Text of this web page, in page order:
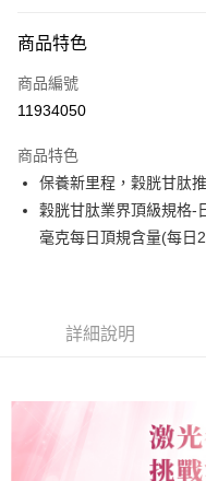
信用卡一次付款
超商取貨付款
Apple Pay
街口支付
全盈+PAY
相關說明
【大哥付你分期使用說明】
1.本服務由台灣大哥大提供，
2.付款方式選擇「大哥付你分
商品特色
商品編號
11934050
商品特色
保養新里程，穀胱甘肽
穀胱甘肽業界頂級規格-
毫克每日頂規含量(每日
詳細說明